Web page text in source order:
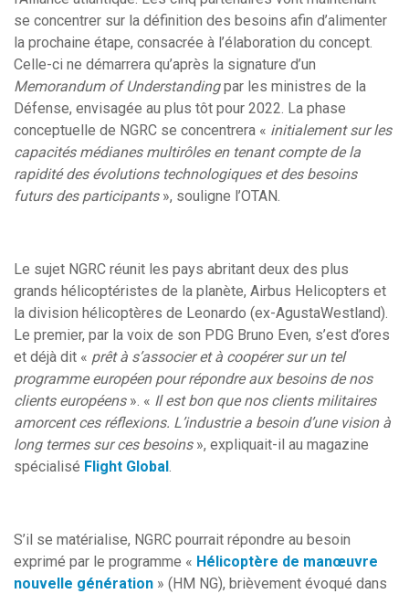
se concentrer sur la définition des besoins afin d’alimenter
la prochaine étape, consacrée à l’élaboration du concept.
Celle-ci ne démarrera qu’après la signature d’un
Memorandum of Understandingpar les ministres de la
Défense, envisagée au plus tôt pour 2022. La phase
conceptuelle de NGRC se concentrera « initialement sur les
capacités médianes multirôles en tenant compte de la
rapidité des évolutions technologiques et des besoins
futurs des participants», souligne l’OTAN.
Le sujet NGRC réunit les pays abritant deux des plus
grands hélicoptéristes de la planète, Airbus Helicopters et
la division hélicoptères de Leonardo (ex-AgustaWestland).
Le premier, par la voix de son PDG Bruno Even, s’est d’ores
et déjà dit « prêt à s’associer et à coopérer sur un tel
programme européen pour répondre aux besoins de nos
clients européens». « Il est bon que nos clients militaires
amorcent ces réflexions. L’industrie a besoin d’une vision à
long termes sur ces besoins», expliquait-il au magazine
spécialisé Flight Global .
S’il se matérialise, NGRC pourrait répondre au besoin
exprimé par le programme « Hélicoptère de manœuvre
nouvelle génération » (HM NG), brièvement évoqué dans